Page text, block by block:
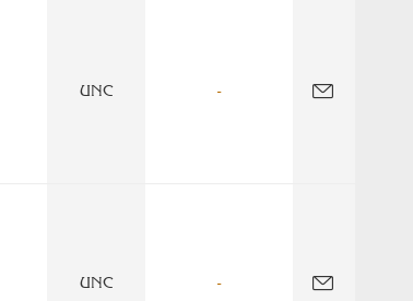
UNC -
UNC -